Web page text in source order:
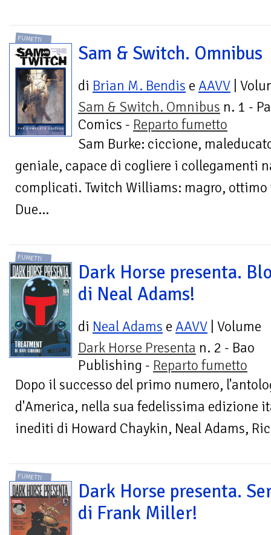
FUMETTI
Sam & Switch. Omnibus
di Brian M. Bendis e AAVV |
Sam & Switch. Omnibus n. 1 -
Comics - Reparto fumetto
Sam Burke: ciccione,
geniale, capace di cogliere i collegamenti
complicati. Twitch Williams: magro,
Due...
FUMETTI
Dark Horse presenta.
di Neal Adams!
di Neal Adams e AAVV | Volume
Dark Horse Presenta n. 2 - Bao
Publishing - Reparto fumetto
Dopo il successo del primo numero,
d'America, nella sua fedelissima edizione
inediti di Howard Chaykin, Neal Adams,
FUMETTI
Dark Horse presenta.
di Frank Miller!